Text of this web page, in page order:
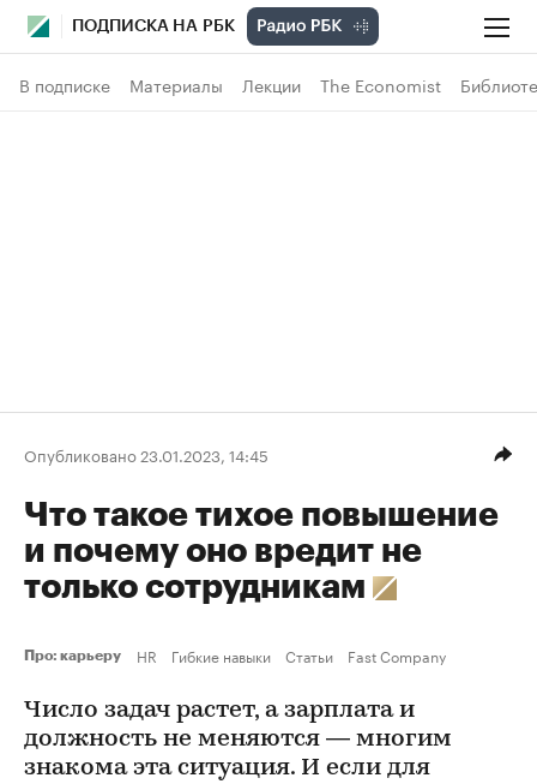
ПОДПИСКА НА РБК
В подписке Материалы Лекции The Economist
Опубликовано 23.01.2023, 14:45
Что такое тихое повышение
и почему оно вредит не
только сотрудникам
Про: карьеру HR Гибкие навыки Статьи Fast Company
Число задач растет, а зарплата и
должность не меняются — многим
знакома эта ситуация. И если для